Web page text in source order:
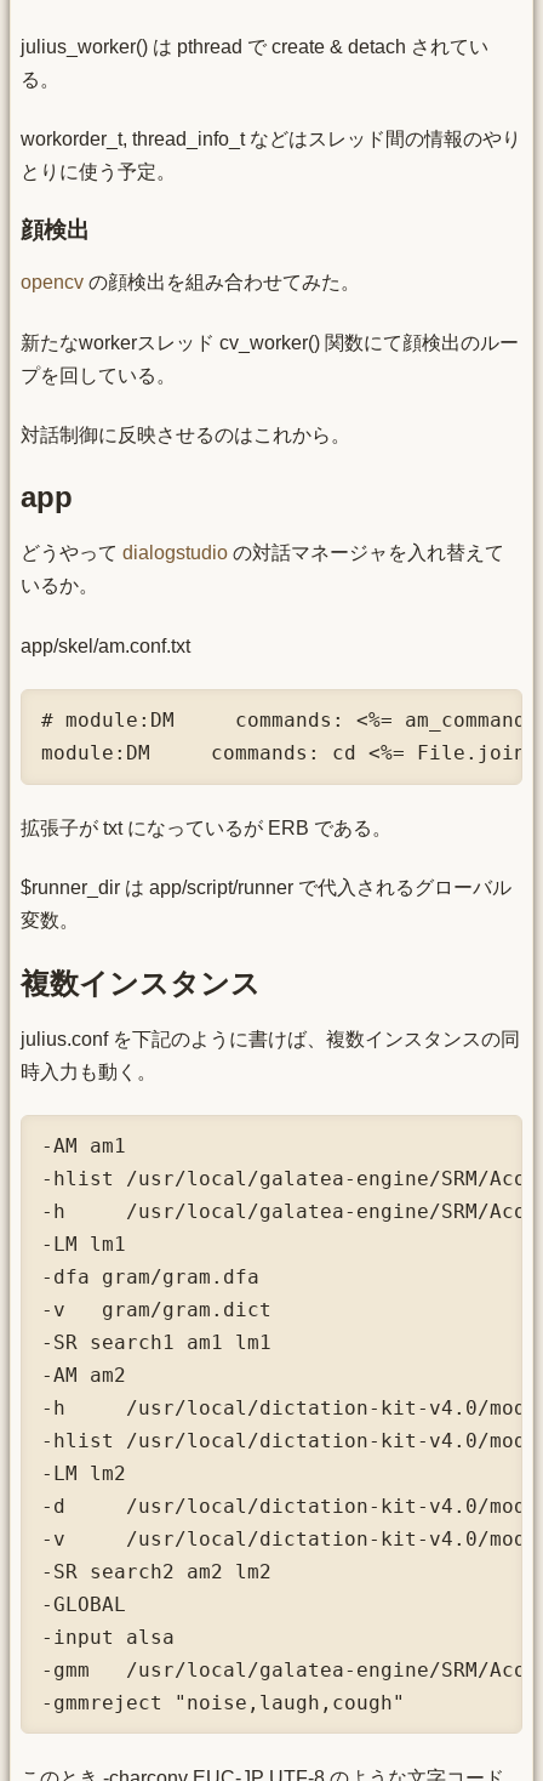
julius_worker() は pthread で create & detach されてい
る。
workorder_t, thread_info_t などはスレッド間の情報のやり
とりに使う予定。
顔検出
opencv の顔検出を組み合わせてみた。
新たなworkerスレッド cv_worker() 関数にて顔検出のルー
プを回している。
対話制御に反映させるのはこれから。
app
どうやって dialogstudio の対話マネージャを入れ替えて
いるか。
app/skel/am.conf.txt
# module:DM     commands: <%=
module:DM     commands: cd <%=
拡張子が txt になっているが ERB である。
$runner_dir は app/script/runner で代入されるグローバル
変数。
複数インスタンス
julius.conf を下記のように書けば、複数インスタンスの同
時入力も動く。
-AM am1
-hlist /usr/local/galatea-engine/SRM/
-h     /usr/local/galatea-engine/SRM/
-LM lm1
-dfa gram/gram.dfa
-v   gram/gram.dict
-SR search1 am1 lm1
-AM am2
-h     /usr/local/dictation-kit-v4.0/model/
-hlist /usr/local/dictation-kit-v4.0/
-LM lm2
-d     /usr/local/dictation-kit-v4.0/model/
-v     /usr/local/dictation-kit-v4.0/model/
-SR search2 am2 lm2
-GLOBAL
-input alsa
-gmm   /usr/local/galatea-engine/SRM/
-gmmreject "noise,laugh,cough"